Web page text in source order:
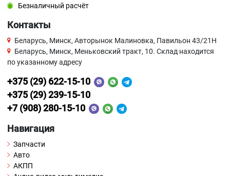
Безналичный расчёт
Контакты
Беларусь, Минск, Авторынок Малиновка, Павильон 43/21Н
Беларусь, Минск, Меньковский тракт, 10. Склад находится
по указанному адресу
+375 (29) 622-15-10
+375 (29) 239-15-10
+7 (908) 280-15-10
Навигация
Запчасти
Авто
АКПП